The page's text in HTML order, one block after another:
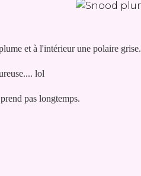
et à l'intérieur une polaire grise.
lol
pas longtemps.